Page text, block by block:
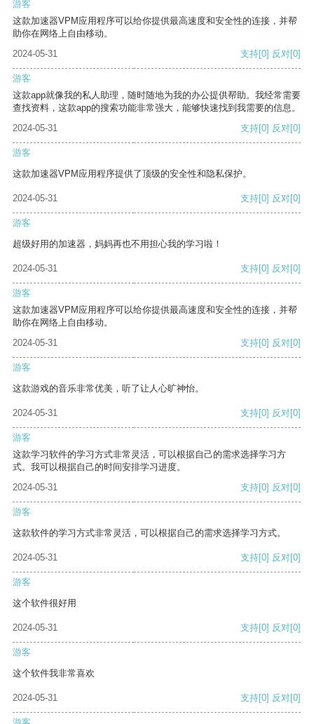
游客
这款加速器VPM应用程序可以给你提供最高速度和安全性的连接，并帮
助你在网络上自由移动。
2024-05-31
支持[0] 反对[0]
游客
这款app就像我的私人助理，随时随地为我的办公提供帮助。我经常需要
查找资料，这款app的搜索功能非常强大，能够快速找到我需要的信息。
2024-05-31
支持[0] 反对[0]
游客
这款加速器VPM应用程序提供了顶级的安全性和隐私保护。
2024-05-31 支持[0] 反对[0]
游客
超级好用的加速器，妈妈再也不用担心我的学习啦！
2024-05-31 支持[0] 反对[0]
游客
这款加速器VPM应用程序可以给你提供最高速度和安全性的连接，并帮
助你在网络上自由移动。
2024-05-31
支持[0] 反对[0]
游客
这款游戏的音乐非常优美，听了让人心旷神怡。
2024-05-31 支持[0] 反对[0]
游客
这款学习软件的学习方式非常灵活，可以根据自己的需求选择学习方
式。我可以根据自己的时间安排学习进度。
2024-05-31
支持[0] 反对[0]
游客
这款软件的学习方式非常灵活，可以根据自己的需求选择学习方式。
2024-05-31 支持[0] 反对[0]
游客
这个软件很好用
2024-05-31 支持[0] 反对[0]
游客
这个软件我非常喜欢
2024-05-31 支持[0] 反对[0]